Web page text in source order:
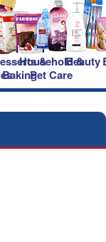
&
Baking
Household &
Pet Care
Beauty